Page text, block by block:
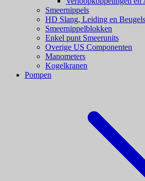
Smeernippels
HD Slang, Leiding en Beugels
Smeernippelblokken
Enkel punt Smeerunits
Overige US Componenten
Manometers
Kogelkranen
Pompen